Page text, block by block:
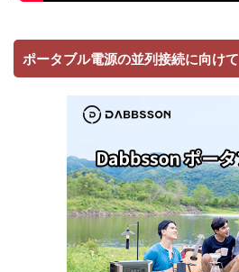
ポータブル電源の並列接続に向けて